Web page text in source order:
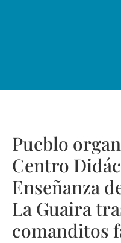
Pueblo
Centro
Enseñanza
La Guaira
comanditos